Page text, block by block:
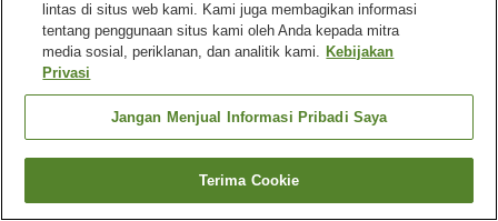
Tempat parkir
Mesin penjual otomatis
Ruang pengeringan
peralatan
Pemandian besar
Jepang Niigata
Kota Minamiuonuma
Lodge Takano
Cari kamar
lintas di situs web kami. Kami juga membagikan informasi
tentang penggunaan situs kami oleh Anda kepada mitra
media sosial, periklanan, dan analitik kami. Kebijakan
Privasi
Jangan Menjual Informasi Pribadi Saya
Terima Cookie